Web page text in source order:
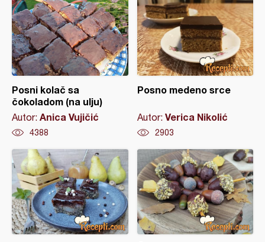
Posni kolač sa
čokoladom (na ulju)
Autor: Anica Vujičić
4388
Posno medeno srce
Autor: Verica Nikolić
2903